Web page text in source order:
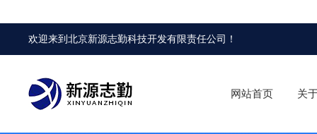
欢迎来到北京新源志勤科技开发有限责任公司 ！
网站首页 关